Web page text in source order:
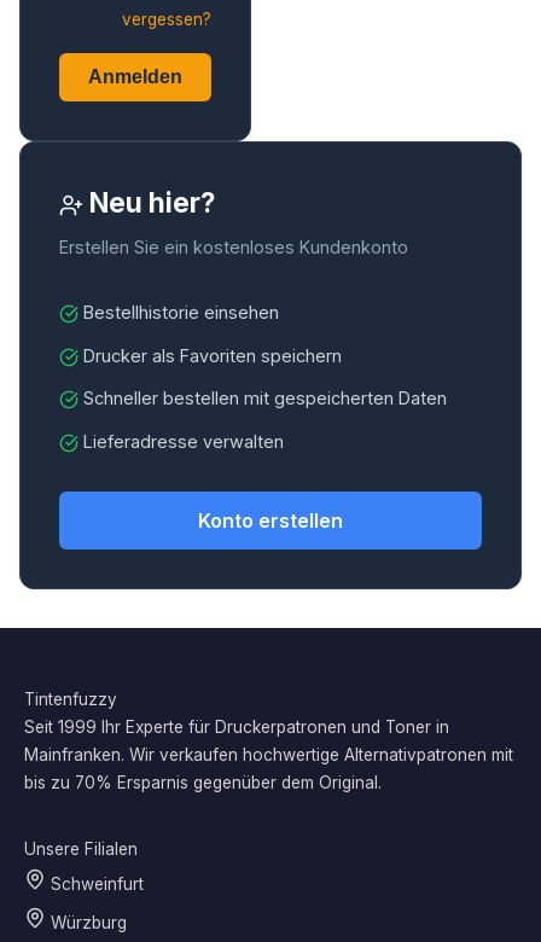
vergessen?
Anmelden
Neu hier?
Erstellen Sie ein kostenloses Kundenkonto
Bestellhistorie einsehen
Drucker als Favoriten speichern
Schneller bestellen mit gespeicherten Daten
Lieferadresse verwalten
Konto erstellen
Tintenfuzzy
Seit 1999 Ihr Experte für Druckerpatronen und Toner in
Mainfranken. Wir verkaufen hochwertige Alternativpatronen mit
bis zu 70% Ersparnis gegenüber dem Original.
Unsere Filialen
Schweinfurt
Würzburg